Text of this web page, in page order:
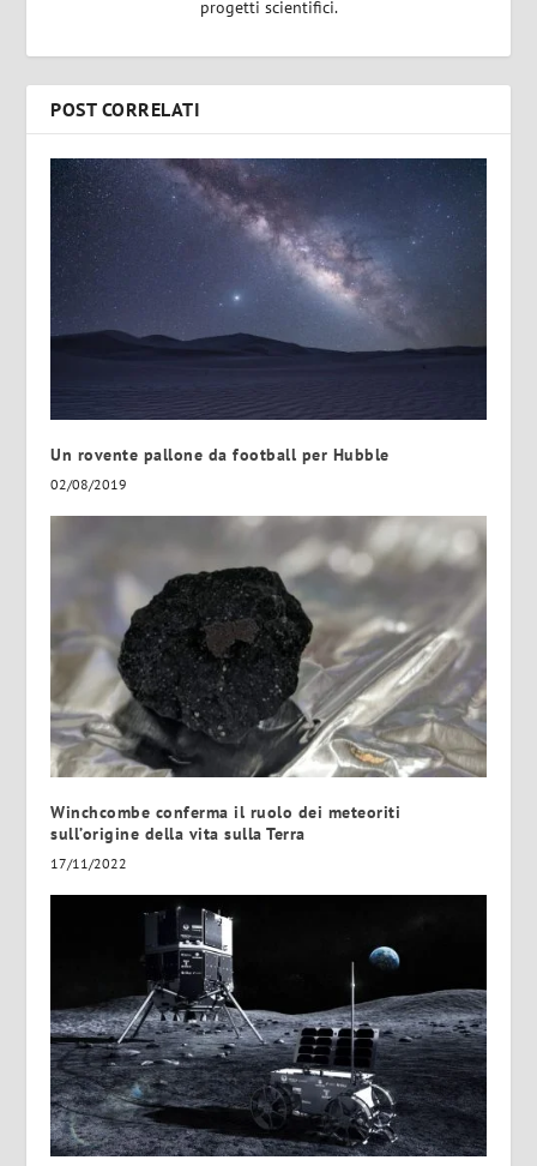
progetti scientifici.
POST CORRELATI
Un rovente pallone da football per Hubble
02/08/2019
Winchcombe conferma il ruolo dei meteoriti
sull’origine della vita sulla Terra
17/11/2022